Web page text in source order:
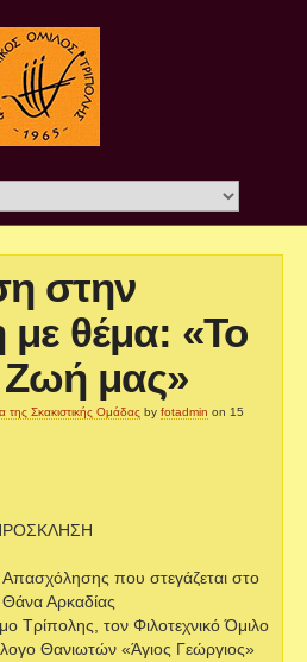
στην
θέμα: «Το
Ζωή μας»
της Σκακιστικής Ομάδας byfotadmin on 15
Απασχόλησης που στεγάζεται στο
Αρκαδίας
Τρίπολης, τον Φιλοτεχνικό Όμιλο
Θανιωτών «Άγιος Γεώργιος»